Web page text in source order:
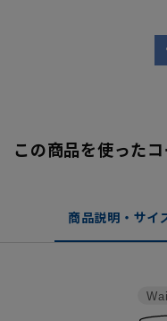
この商品を使った
商品説明・サイ